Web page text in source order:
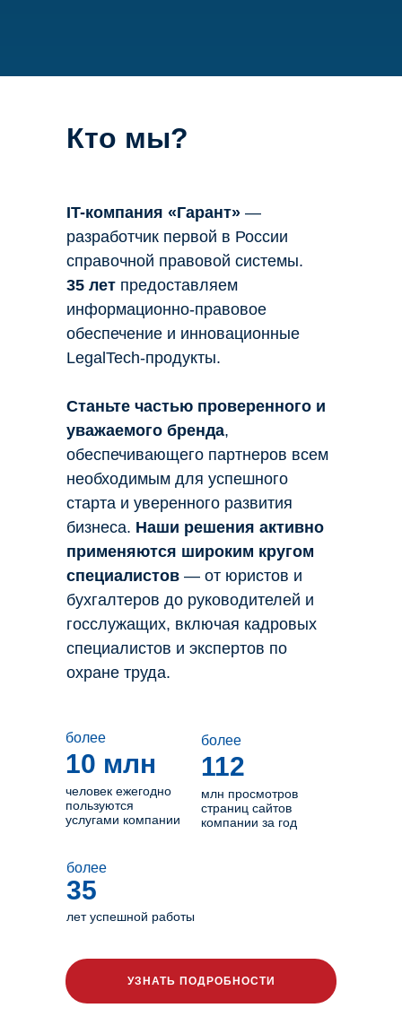
Кто мы?
IT-компания «Гарант» —
разработчик первой в России
справочной правовой системы.
35 лет предоставляем
информационно-правовое
обеспечение и инновационные
LegalTech-продукты.
Станьте частью проверенного и
уважаемого бренда,
обеспечивающего партнеров всем
необходимым для успешного
старта и уверенного развития
бизнеса. Наши решения активно
применяются широким кругом
специалистов — от юристов и
бухгалтеров до руководителей и
госслужащих, включая кадровых
специалистов и экспертов по
охране труда.
более
10 млн
человек ежегодно
пользуются
услугами компании
более
более
УЗНАТЬ ПОДРОБНОСТИ
112
35
млн просмотров
страниц сайтов
компании за год
лет успешной работы